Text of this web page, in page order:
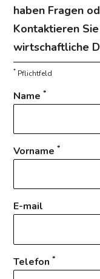
haben Fragen
Kontaktieren
wirtschaftliche
* Pflichtfeld
Name*
Vorname*
E-mail
Telefon*